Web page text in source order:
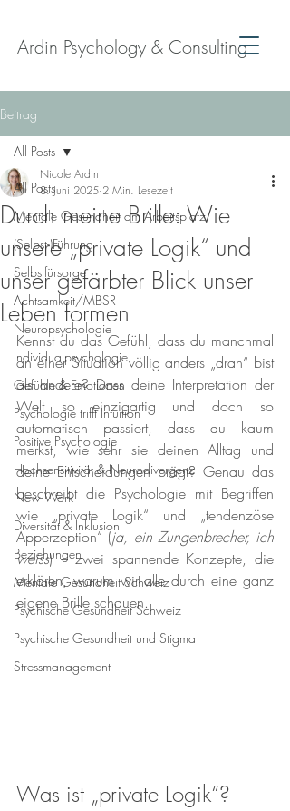
Ardin Psychology & Consulting
Beitrag
All Posts
Mentale Gesundheit am Arbeitsplatz
(Selbst-)Führung
Selbstfürsorge
Achtsamkeit/MBSR
Neuropsychologie
Individualpsychologie
Gefühle & Emotionen
Psychologie trifft Intuition
Positive Psychologie
Hochsensitivität & Neurodivergenz
New Work
Diversität & Inklusion
Beziehungen
Mentale Gesundheit Schweiz
Psychische Gesundheit Schweiz
Psychische Gesundheit und Stigma
Stressmanagement
All Posts
Durch meine Brille: Wie
unsere „private Logik“ und
unser gefärbter Blick unser
Leben formen
Nicole Ardin
8. Juni 2025 2 Min. Lesezeit
Kennst du das Gefühl, dass du manchmal
an einer Situation völlig anders „dran“ bist
als andere? Dass deine Interpretation der
Welt so einzigartig und doch so
automatisch passiert, dass du kaum
merkst, wie sehr sie deinen Alltag und
deine Entscheidungen prägt? Genau das
beschreibt die Psychologie mit Begriffen
wie „private Logik“ und „tendenzöse
Apperzeption“ (ja, ein Zungenbrecher, ich
weiss) – zwei spannende Konzepte, die
erklären, warum wir alle durch eine ganz
eigene Brille schauen.
Was ist „private Logik“?